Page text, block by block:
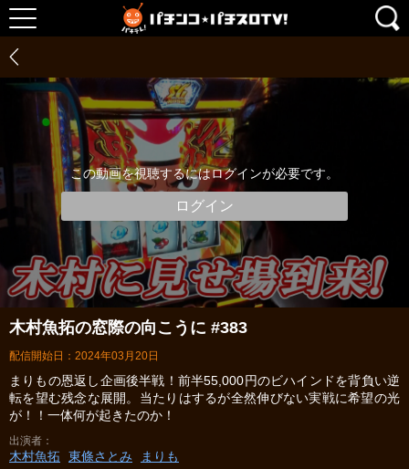
この動画を視聴するにはログインが必要です。
ログイン
木村魚拓の窓際の向こうに #383
配信開始日：2024年03月20日
まりもの恩返し企画後半戦！前半55,000円のビハインドを背負い逆
転を望む残念な展開。当たりはするが全然伸びない実戦に希望の光
が！！一体何が起きたのか！
出演者
木村魚拓 東條さとみ まりも